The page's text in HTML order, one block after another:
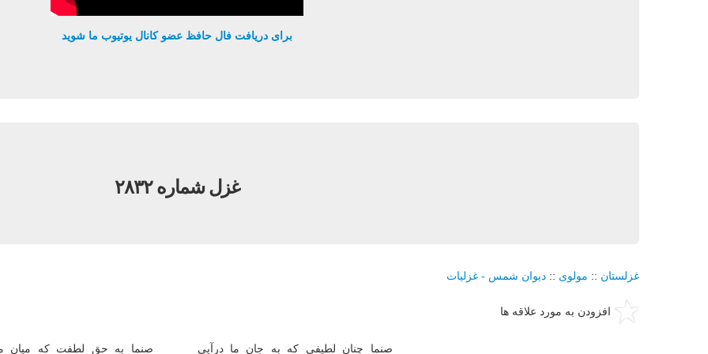
برای دریافت فال حافظ عضو کانال یوتیوب ما شوید
غزل شماره ۲۸۳۲
غزلستان :: مولوی :: دیوان شمس - غزلیات
افزودن به مورد علاقه ها
صنما چنان لطیفی كه به جان ما درآیی صنما به حق لطفت كه میان